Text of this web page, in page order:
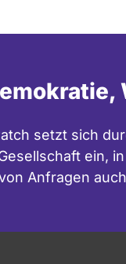
setzt sich
ein,
Anfragen